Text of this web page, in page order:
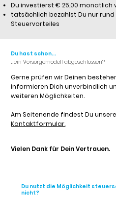
Du investierst € 25,00 monatlich
tatsächlich bezahlst Du nur rund
Steuervorteiles
Du hast schon...
... ein Vorsorgemodell abgeschlossen?
Gerne prüfen wir Deinen
informieren Dich unverbindlich
weiteren Möglichkeiten.
Am Seitenende findest Du
Kontaktformular.
Vielen Dank für Dein Vertrauen.
Du nutzt die Möglichkeit
nicht?